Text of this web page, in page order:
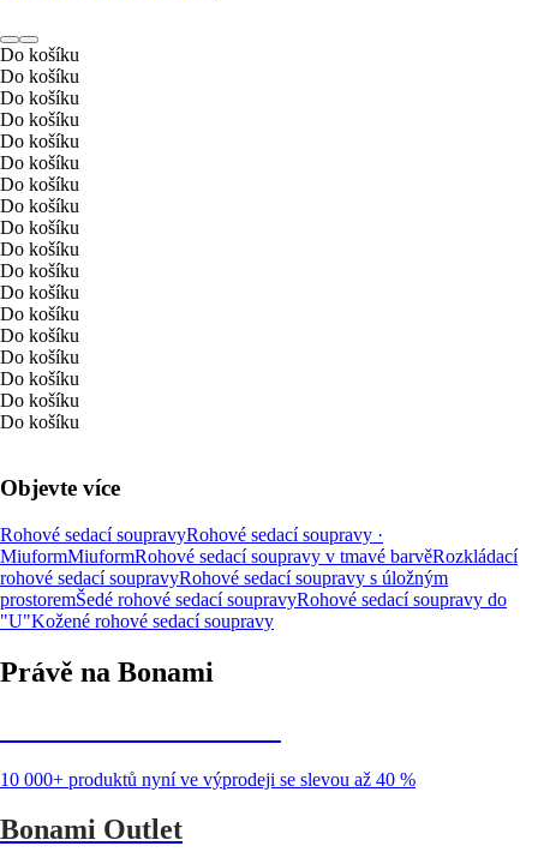
Do košíku
Do košíku
Do košíku
Do košíku
Do košíku
Do košíku
Do košíku
Do košíku
Do košíku
Do košíku
Do košíku
Do košíku
Do košíku
Do košíku
Do košíku
Do košíku
Do košíku
Do košíku
Objevte více
Rohové sedací soupravyRohové sedací soupravy ·
MiuformMiuformRohové sedací soupravy v tmavé barvěRozkládací
rohové sedací soupravyRohové sedací soupravy s úložným
prostoremŠedé rohové sedací soupravyRohové sedací soupravy do
"U"Kožené rohové sedací soupravy
Právě na Bonami
10 000+ produktů nyní ve výprodeji se slevou až 40 %
Bonami Outlet